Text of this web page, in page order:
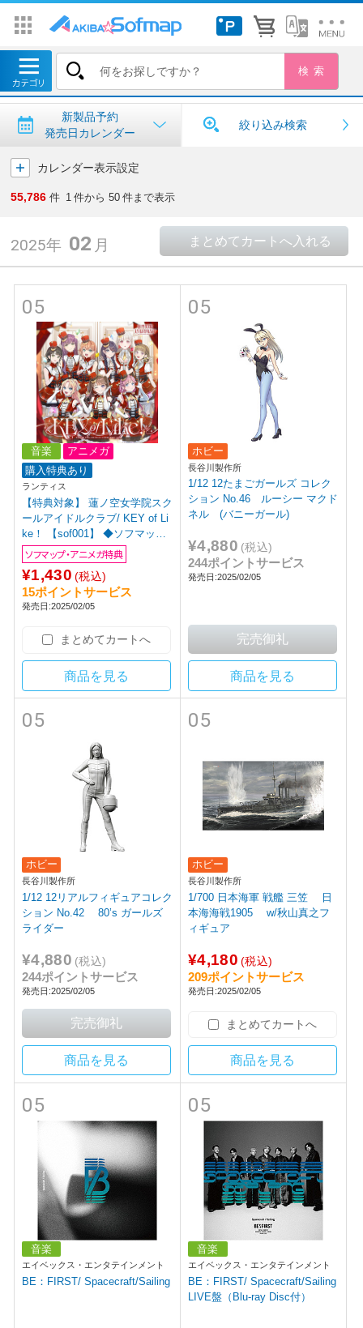
トップ ＞ 新製品予約・発売日カレンダー
新製品予約・発売日カレンダー
新製品予約
発売日カレンダー
絞り込み検索
カレンダー表示設定
55,786 件 1 件から 50 件まで表示
2025年 02 月
05
音楽
アニメガ
購入特典あり
ランティス
【特典対象】 蓮ノ空女学院スク
ールアイドルクラブ/ KEY of Li
ke！ 【sof001】 ◆ソフマッ
プ・アニメガ特典「アクリルコ
ースター(76mm)」
ソフマップ・アニメガ特典
¥1,430 (税込)
15ポイントサービス
発売日:2025/02/05
まとめてカートへ
商品を見る
05
ホビー
長谷川製作所
1/12 12たまごガールズ コレク
ション No.46 ルーシー マクド
ネル (バニーガール)
¥4,880 (税込)
244ポイントサービス
発売日:2025/02/05
商品を見る
05
ホビー
長谷川製作所
1/12 12リアルフィギュアコレク
ション No.42 80’s ガールズ
ライダー
¥4,880 (税込)
244ポイントサービス
発売日:2025/02/05
商品を見る
05
ホビー
長谷川製作所
1/700 日本海軍 戦艦 三笠 日
本海海戦1905 w/秋山真之フ
ィギュア
¥4,180 (税込)
209ポイントサービス
発売日:2025/02/05
まとめてカートへ
商品を見る
05
音楽
エイベックス・エンタテインメント
BE：FIRST/ Spacecraft/Sailing
05
音楽
エイベックス・エンタテインメント
BE：FIRST/ Spacecraft/Sailing
LIVE盤（Blu-ray Disc付）